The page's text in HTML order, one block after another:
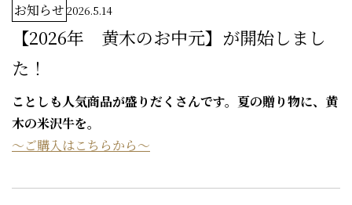
お知らせ 2026.5.14
【2026年 黄木のお中元】が開始しまし
た！
ことしも人気商品が盛りだくさんです。夏の贈り物に、黄
木の米沢牛を。
～ご購入はこちらから～